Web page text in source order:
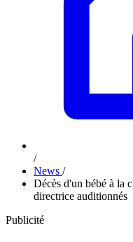
/
News /
Décès d'un bébé à la
directrice auditionnés
Publicité